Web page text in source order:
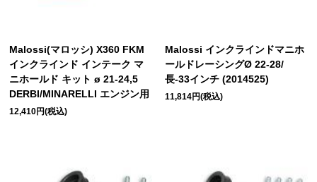
Malossi(マロッシ) X360 FKM
インクラインド インテーク マ
ニホールド キット ø 21-24,5
DERBI/MINARELLI エンジン用
12,410円(税込)
Malossi インクラインドマニホ
ールドレーシングØ 22-28/
長-33インチ (2014525)
11,814円(税込)